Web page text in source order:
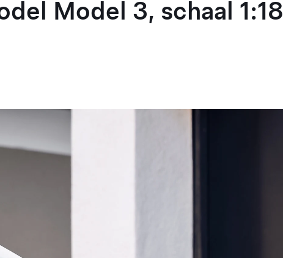
Model 3, schaal 1:18